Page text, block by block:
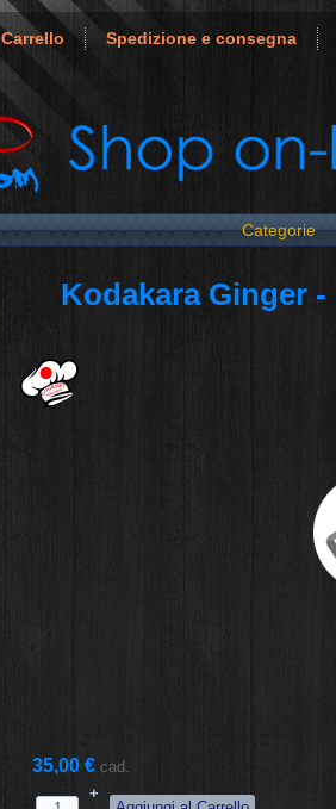
Carrello Spedizione e consegna
Categorie
Kodakara Ginger -
35,00 € cad.
+